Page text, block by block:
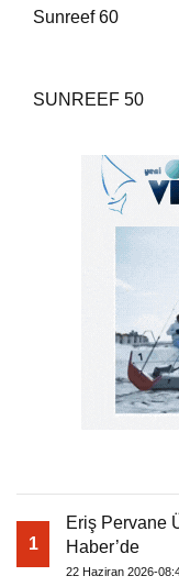
Sunreef 60
SUNREEF 50
1
Eriş Pervane
Haber’de
22 Haziran 2026-